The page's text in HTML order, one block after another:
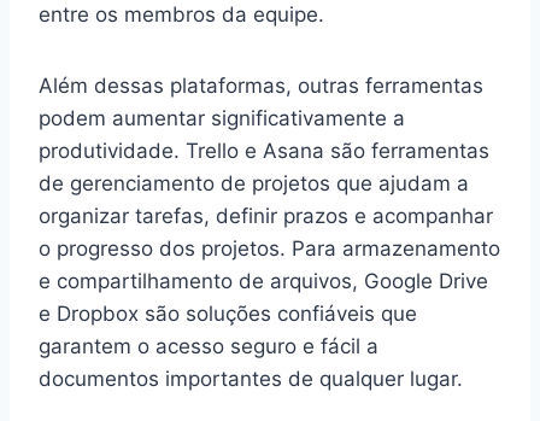
entre os membros da equipe.
Além dessas plataformas, outras ferramentas
podem aumentar significativamente a
produtividade. Trello e Asana são ferramentas
de gerenciamento de projetos que ajudam a
organizar tarefas, definir prazos e acompanhar
o progresso dos projetos. Para armazenamento
e compartilhamento de arquivos, Google Drive
e Dropbox são soluções confiáveis que
garantem o acesso seguro e fácil a
documentos importantes de qualquer lugar.